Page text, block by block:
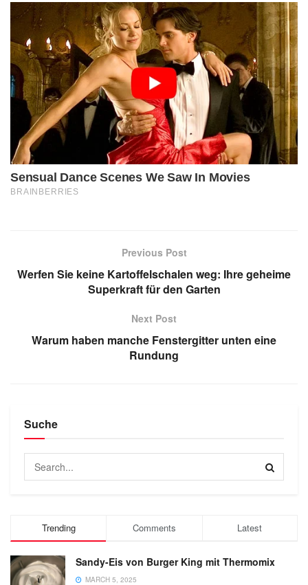
Previous Post
Werfen Sie keine Kartoffelschalen weg: Ihre geheime
Superkraft für den Garten
Next Post
Warum haben manche Fenstergitter unten eine
Rundung
Suche
Trending Comments Latest
Sandy-Eis von Burger King mit Thermomix
MARCH 5, 2025